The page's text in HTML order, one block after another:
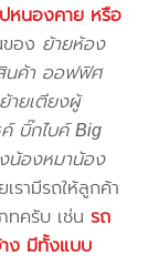
หนองคาย หรือ
ของ ย้ายห้อง
นค้า ออฟฟิศ
ายเตียงผู้
บิ๊กไบค์ Big
น้องหมาน้อง
เรามีรถให้ลูกค้า
ทครับ เช่นรถ
ง มีทั้งแบบ